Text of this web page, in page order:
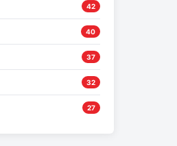
42
40
37
32
27